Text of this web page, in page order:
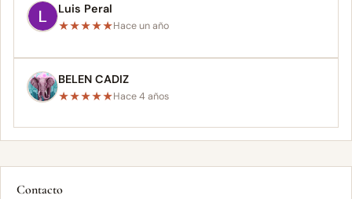
Luis Peral
★★★★★Hace un año
BELEN CADIZ
★★★★★Hace 4 años
Contacto